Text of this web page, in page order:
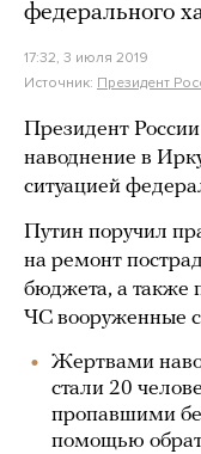
федерального
17:32, 3 июля 2019
Источник: Президент
Президент
наводнение в
ситуацией
Путин поручил
на ремонт
бюджета, а также
ЧС вооруженные
Жертвами
стали 20
пропавшими
помощью